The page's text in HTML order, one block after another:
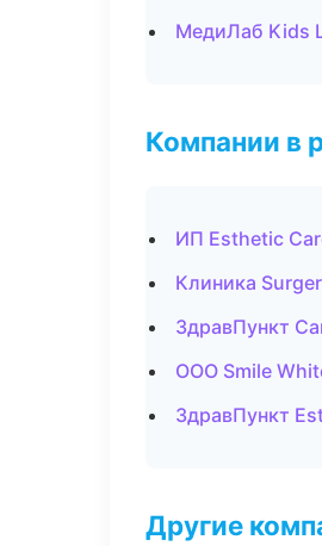
МедиЛаб Kids
Компании в
ИП Esthetic
Клиника
ЗдравПункт
ООО Smile
ЗдравПункт
Другие